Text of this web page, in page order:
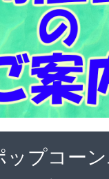
ップコー